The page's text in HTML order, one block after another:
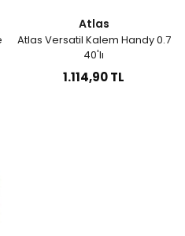
Atlas
Atlas Versatil Kalem Handy 0.7
40'lı
1.114,90 TL